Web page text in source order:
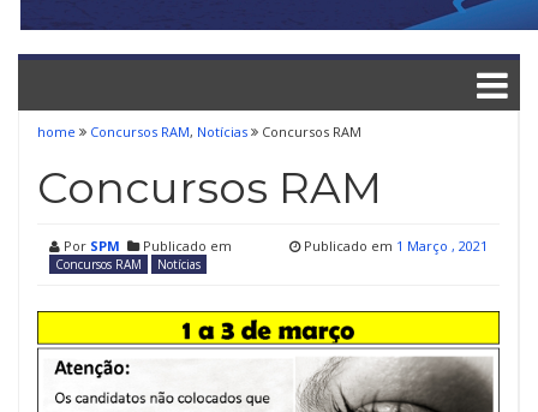
home Concursos RAM, Notícias Concursos RAM
Concursos RAM
Por SPM Publicado em
Concursos RAM Notícias
Publicado em 1 Março , 2021